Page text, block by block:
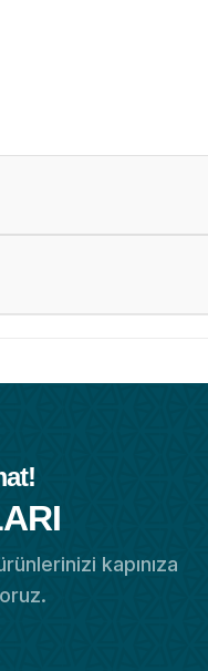
kapınıza